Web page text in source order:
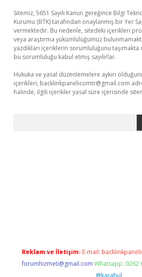
Sitemiz, 5651 Sayılı Kanun gereğince Bilgi
Kurumu (BTK) tarafından onaylanmış bir Yer
vermektedir. Bu nedenle, sitedeki içerikleri
veya araştırma yükümlülüğümüz
yazdıkları içeriklerin sorumluluğunu
bu sorumluluğu kabul etmiş sayılırlar.
Hukuka ve yasal düzenlemelere aykırı
içerikleri, backlinkpanelicomtr@gmail.com
halinde, ilgili içerikler yasal süre içerisinde
Reklam ve İletişim: E-mail:
forumhizmeti@gmail.com Whatsapp: 0262
@karabul